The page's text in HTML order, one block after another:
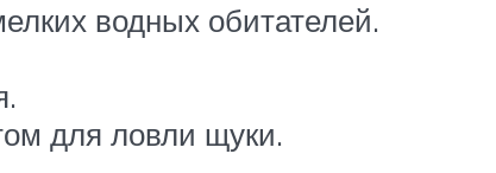
водных обитателей.
для ловли щуки.